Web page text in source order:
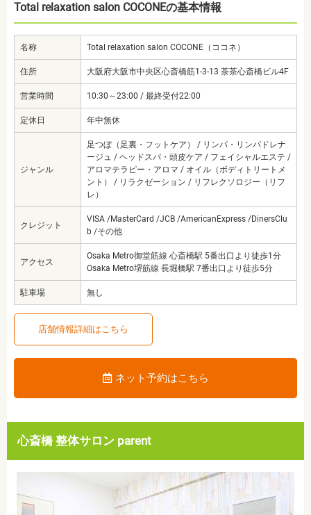
Total relaxation salon COCONEの基本情報
名称 Total relaxation salon COCONE（ココネ）
住所 大阪府大阪市中央区心斎橋筋1-3-13 茶茶心斎橋ビル4F
営業時間 10:30～23:00 / 最終受付22:00
定休日 年中無休
ジャンル
足つぼ（足裏・フットケア） / リンパ・リンパドレナ
ージュ / ヘッドスパ・頭皮ケア / フェイシャルエステ /
アロマテラピー・アロマ / オイル（ボディトリートメ
ント） / リラクゼーション / リフレクソロジー（リフ
レ）
クレジット
VISA /MasterCard /JCB /AmericanExpress /DinersClu
b /その他
アクセス
Osaka Metro御堂筋線 心斎橋駅 5番出口より徒歩1分
Osaka Metro堺筋線 長堀橋駅 7番出口より徒歩5分
駐車場 無し
店舗情報詳細はこちら
ネット予約はこちら
心斎橋 整体サロン parent